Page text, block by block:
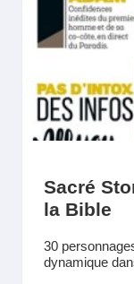
Sacré
la Bible
30
dynamique